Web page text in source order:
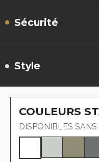
Sécurité
Style
COULEURS
DISPONIBLES